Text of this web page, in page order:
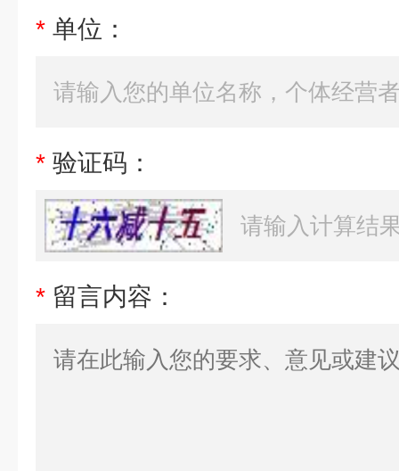
* 单位：
* 验证码：
* 留言内容：